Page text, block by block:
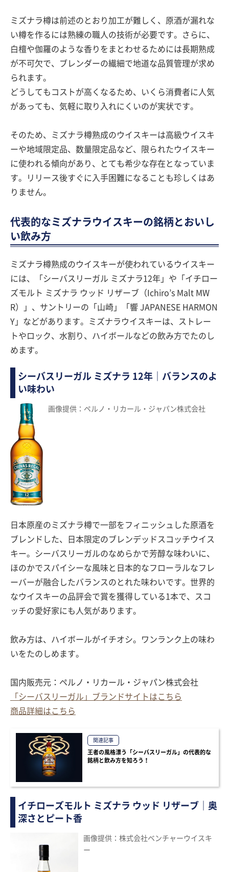
ミズナラ樽は前述のとおり加工が難しく、原酒が漏れな
い樽を作るには熟練の職人の技術が必要です。さらに、
白檀や伽羅のような香りをまとわせるためには長期熟成
が不可欠で、ブレンダーの繊細で地道な品質管理が求め
られます。
どうしてもコストが高くなるため、いくら消費者に人気
があっても、気軽に取り入れにくいのが実状です。
そのため、ミズナラ樽熟成のウイスキーは高級ウイスキ
ーや地域限定品、数量限定品など、限られたウイスキー
に使われる傾向があり、とても希少な存在となっていま
す。リリース後すぐに入手困難になることも珍しくはあ
りません。
代表的なミズナラウイスキーの銘柄とおいし
い飲み方
ミズナラ樽熟成のウイスキーが使われているウイスキー
には、「シーバスリーガル ミズナラ12年」や「イチロー
ズモルト ミズナラ ウッド リザーブ（Ichiro’s Malt MW
R）」、サントリーの「山崎」「響 JAPANESE HARMON
Y」などがあります。ミズナラウイスキーは、ストレー
トやロック、水割り、ハイボールなどの飲み方でたのし
めます。
シーバスリーガル ミズナラ 12年｜バランスのよ
い味わい
画像提供：ペルノ・リカール・ジャパン株式会社
日本原産のミズナラ樽で一部をフィニッシュした原酒を
ブレンドした、日本限定のブレンデッドスコッチウイス
キー。シーバスリーガルのなめらかで芳醇な味わいに、
ほのかでスパイシーな風味と日本的なフローラルなフレ
ーバーが融合したバランスのとれた味わいです。世界的
なウイスキーの品評会で賞を獲得している1本で、スコ
ッチの愛好家にも人気があります。
飲み方は、ハイボールがイチオシ。ワンランク上の味わ
いをたのしめます。
国内販売元：ペルノ・リカール・ジャパン株式会社
「シーバスリーガル」ブランドサイトはこちら
商品詳細はこちら
関連記事
王者の風格漂う「シーバスリーガル」の代表的な
銘柄と飲み方を知ろう！
イチローズモルト ミズナラ ウッド リザーブ｜奥
深さとピート香
画像提供：株式会社ベンチャーウイスキ
ー